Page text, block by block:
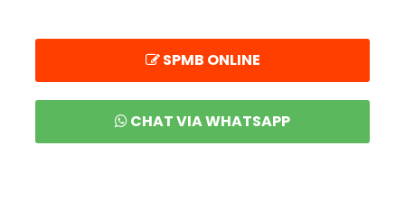
SPMB ONLINE
CHAT VIA WHATSAPP